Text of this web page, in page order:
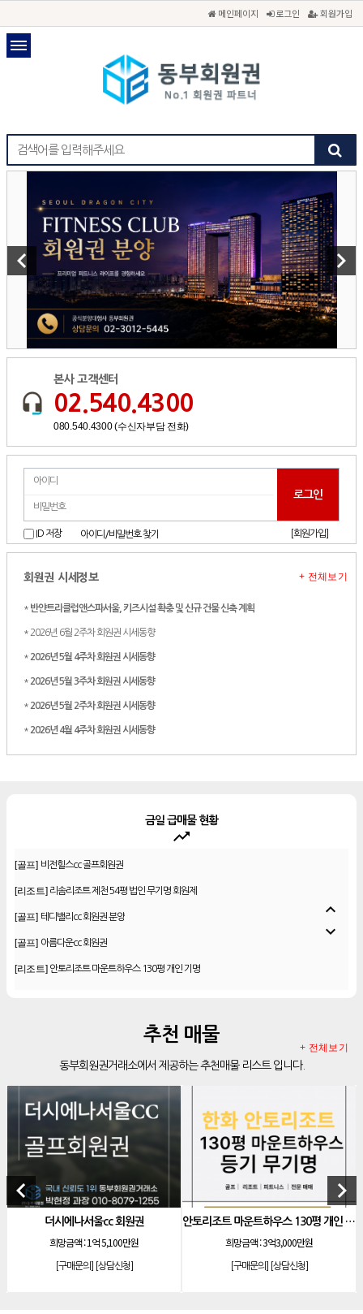
메인페이지 로그인 회원가입
keyboard_arrow_left keyboard_arrow_right
본사 고객센터
02.540.4300
080.540.4300 (수신자부담 전화)
ID 저장 아이디/비밀번호 찾기 [회원가입]
회원권 시세정보
* 반얀트리클럽앤스파서울, 키즈시설 확충 및 신규 건물 신축 계획
* 2026년 6월 2주차 회원권 시세동향
* 2026년 5월 4주차 회원권 시세동향
* 2026년 5월 3주차 회원권 시세동향
* 2026년 5월 2주차 회원권 시세동향
* 2026년 4월 4주차 회원권 시세동향
+ 전체보기
금일 급매물 현황
trending_up
[리조트]리솜리조트 제천 54평 법인 무기명 회원제
[골프]테디밸리cc 회원권 분양
[골프] 아름다운cc 회원권
[리조트]안토리조트 마운트하우스 130평 개인 기명
[리조트] 한화 안토 77평 등기 기명
한화리조트 스위트 회원제 무기명
[리조트]소노호텔앤리조트 로얄 회원제 기명
[리조트]소노호텔앤리조트 골드 회원제 무기명
[리조트]
[리조트]소노호텔앤리조트 스위트 등기 무기명
expand_less
expand_more
추천 매물
동부회원권거래소에서 제공하는 추천매물 리스트 입니다.
+ 전체보기
keyboard_arrow_left
더시에나서울cc 회원권
희망금액 :1억 5,100만원
[구매문의][상담신청]
안토리조트 마운트하우스 130평 개인 기명
희망금액 :3억3,000만원
[구매문의][상담신청]
소노
keyboard_arrow_right